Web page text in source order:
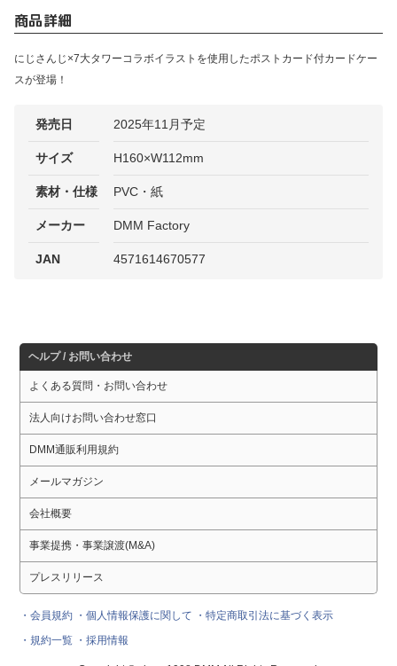
商品詳細
にじさんじ×7大タワーコラボイラストを使用したポストカード付カードケー
スが登場！
発売日 2025年11月予定
サイズ H160×W112mm
素材・仕様 PVC・紙
メーカー DMM Factory
JAN 4571614670577
ヘルプ / お問い合わせ
よくある質問・お問い合わせ
法人向けお問い合わせ窓口
DMM通販利用規約
メールマガジン
会社概要
事業提携・事業譲渡(M&A)
プレスリリース
・会員規約 ・個人情報保護に関して
・特定商取引法に基づく表示
・規約一覧 ・採用情報